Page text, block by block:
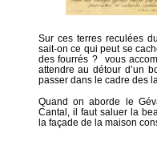
Sur ces terres reculées
sait-on ce qui peut se
des fourrés ? vous
attendre au détour d’un
passer dans le cadre des
Quand on aborde le
Cantal, il faut saluer la
la façade de la maison